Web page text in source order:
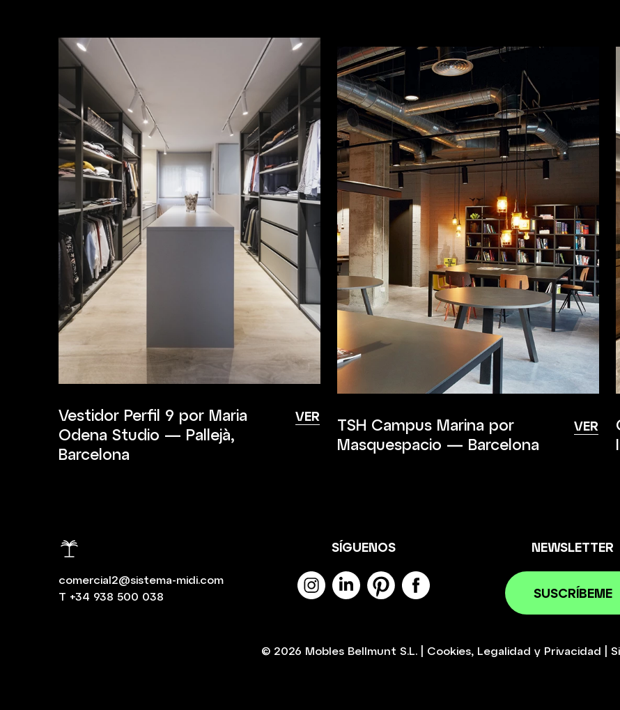
Vestidor Perfil 9 por Maria
Odena Studio — Pallejà,
Barcelona
VER
TSH Campus Marina por
Masquespacio — Barcelona
VER
comercial2@sistema-midi.com
T +34 938 500 038
SÍGUENOS NEWSLETTER
SUSCRÍBEME
© 2026 Mobles Bellmunt S.L. Cookies, Legalidad y Privacidad